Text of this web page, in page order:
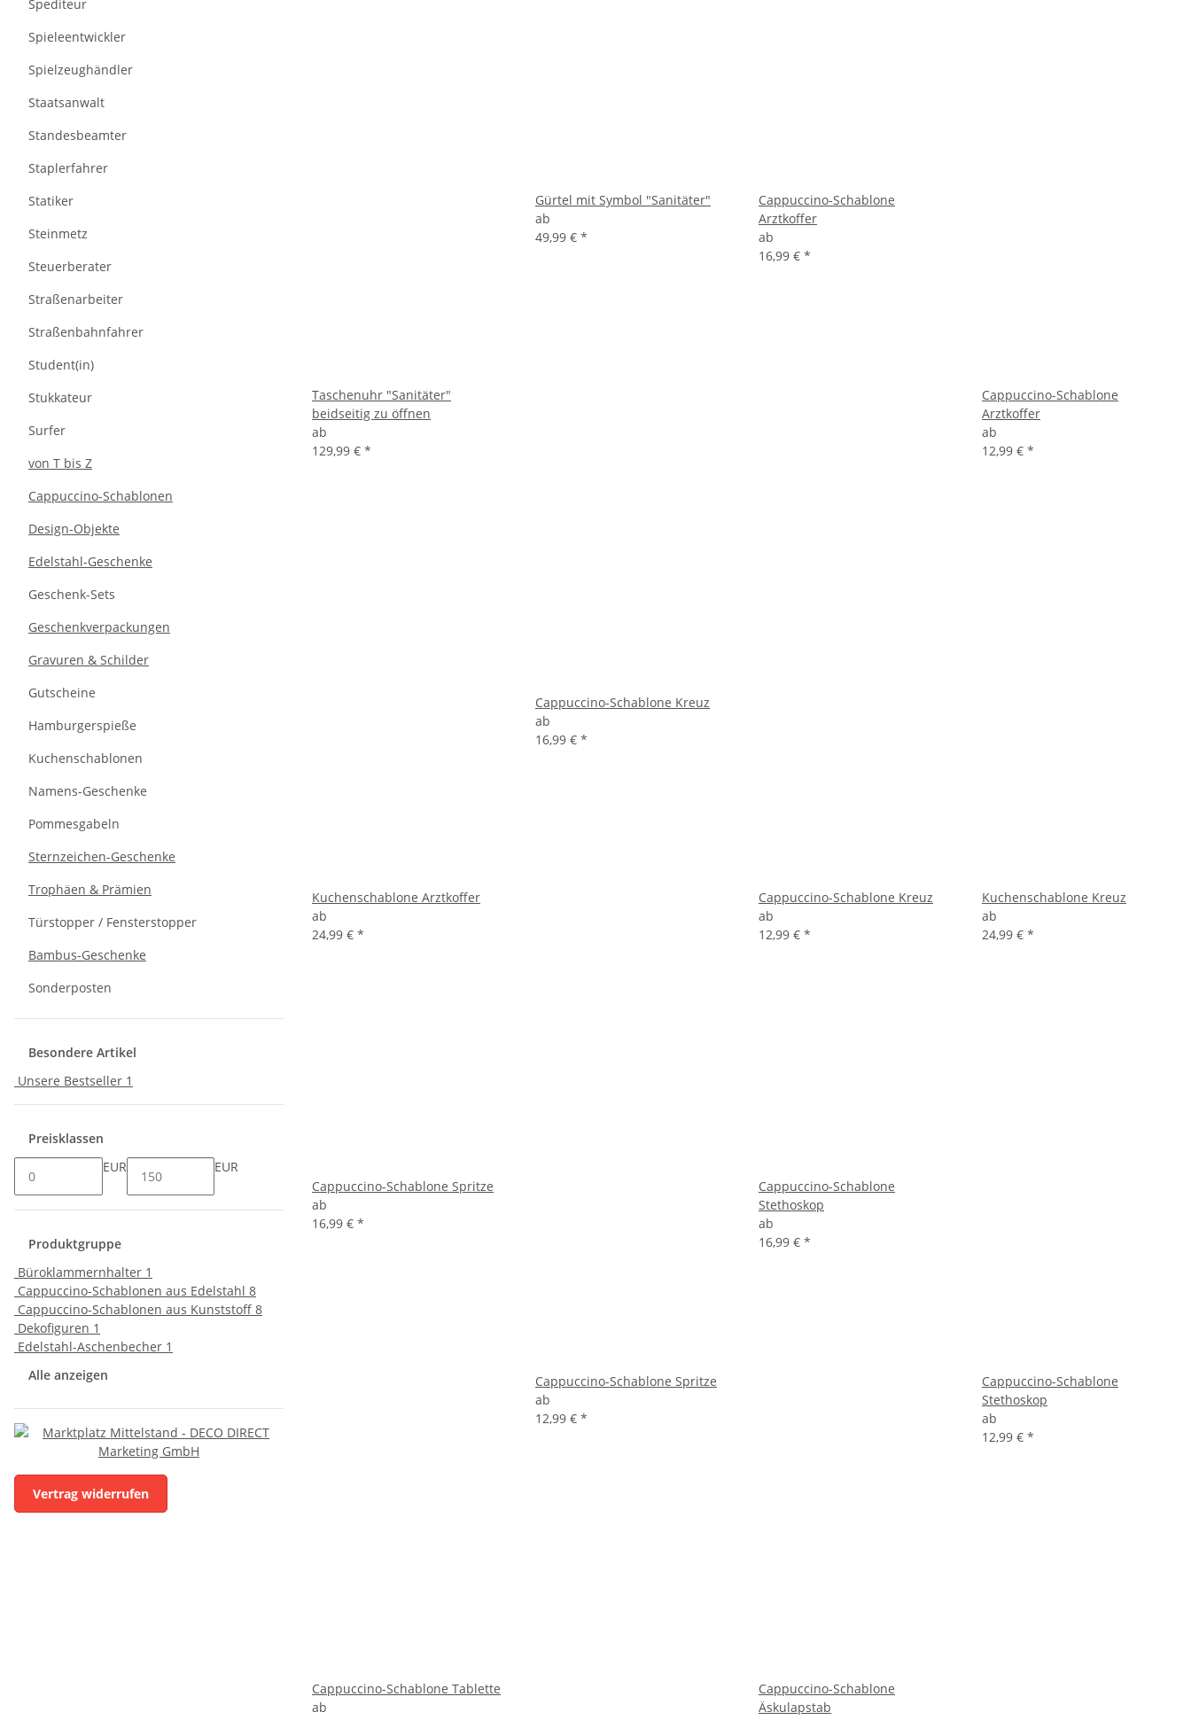
Taschenuhr "Sanitäter"
beidseitig zu öffnen
ab
129,99 € *
Gürtel mit Symbol "Sanitäter"
ab
49,99 € *
Cappuccino-Schablone
Arztkoffer
ab
16,99 € *
Cappuccino-Schablone
Arztkoffer
ab
12,99 € *
Kuchenschablone Arztkoffer
ab
24,99 € *
Cappuccino-Schablone Kreuz
ab
16,99 € *
Cappuccino-Schablone Kreuz
ab
12,99 € *
Kuchenschablone Kreuz
ab
24,99 € *
Cappuccino-Schablone Spritze
ab
16,99 € *
Cappuccino-Schablone Spritze
ab
12,99 € *
Cappuccino-Schablone
Stethoskop
ab
16,99 € *
Cappuccino-Schablone
Stethoskop
ab
12,99 € *
Cappuccino-Schablone Tablette
ab
Cappuccino-Schablone
Äskulapstab
Spediteur
Spieleentwickler
Spielzeughändler
Staatsanwalt
Standesbeamter
Staplerfahrer
Statiker
Steinmetz
Steuerberater
Straßenarbeiter
Straßenbahnfahrer
Student(in)
Stukkateur
Surfer
von T bis Z
Cappuccino-Schablonen
Design-Objekte
Edelstahl-Geschenke
Geschenk-Sets
Geschenkverpackungen
Gravuren & Schilder
Gutscheine
Hamburgerspieße
Kuchenschablonen
Namens-Geschenke
Pommesgabeln
Sternzeichen-Geschenke
Trophäen & Prämien
Türstopper / Fensterstopper
Bambus-Geschenke
Sonderposten
Besondere Artikel
Unsere Bestseller 1
Preisklassen
EUR
EUR
Produktgruppe
Büroklammernhalter 1
Cappuccino-Schablonen aus Edelstahl 8
Cappuccino-Schablonen aus Kunststoff 8
Dekofiguren 1
Edelstahl-Aschenbecher 1
Alle anzeigen
Vertrag widerrufen